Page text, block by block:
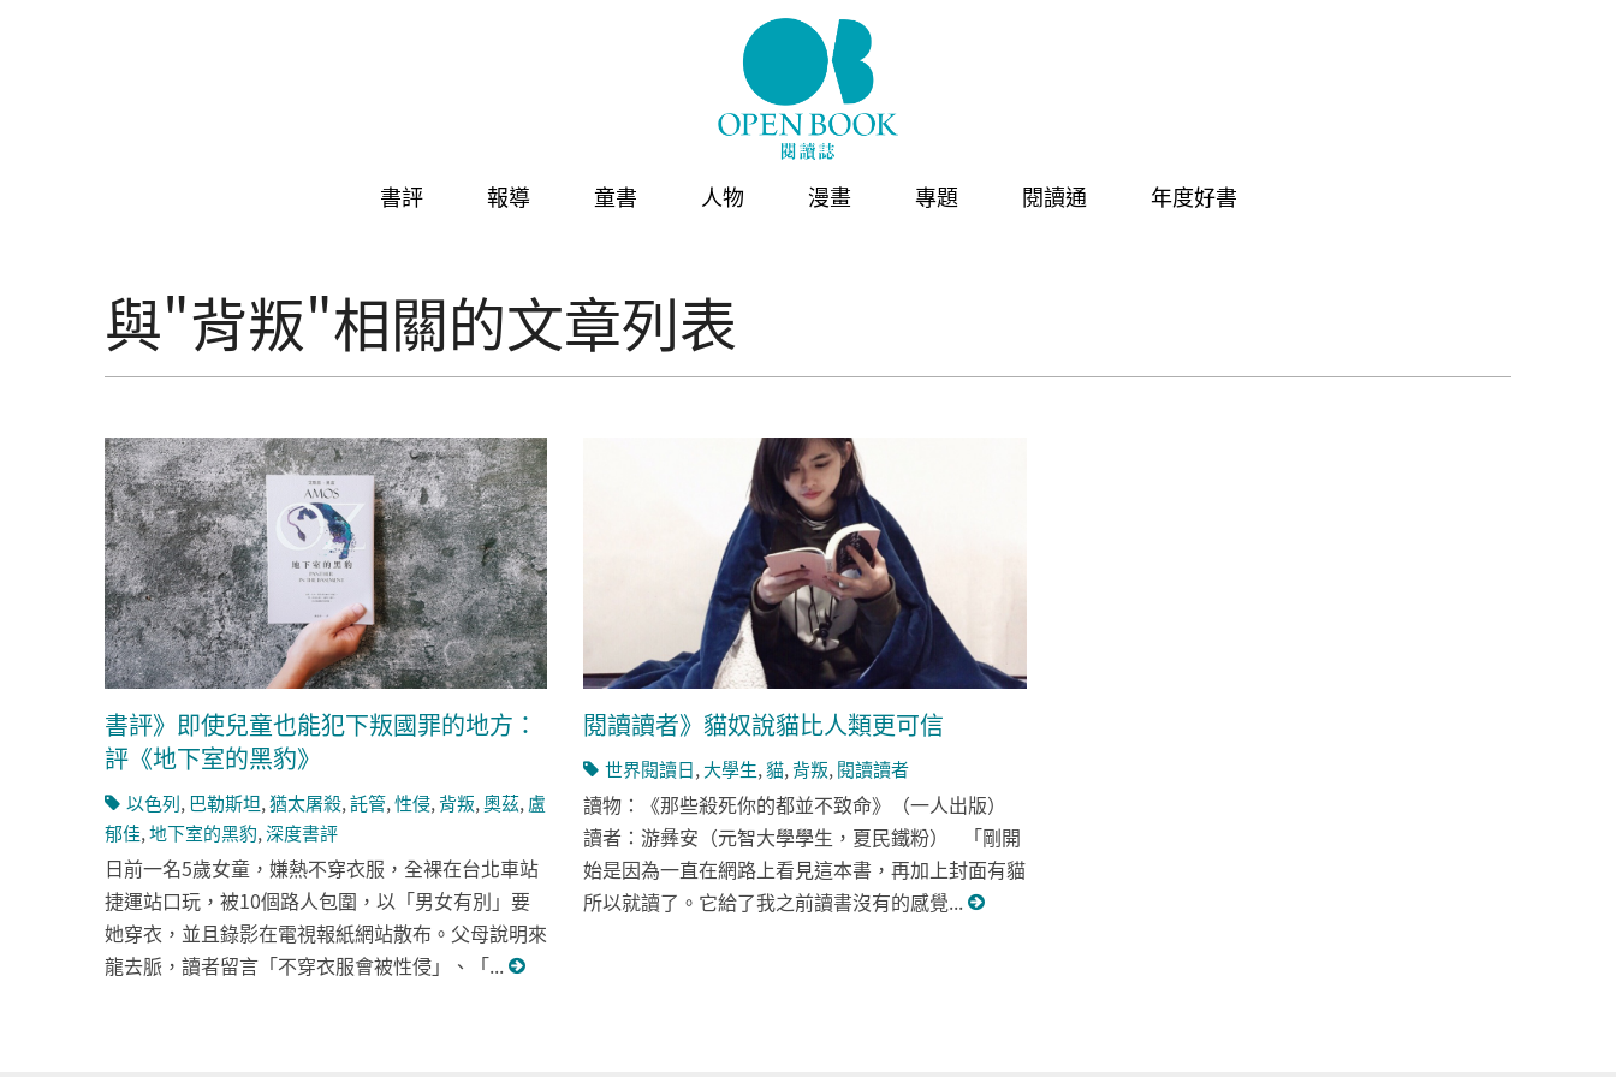
書評 報導 童書 人物 漫畫 專題 閱讀通 年度好書
與"背叛"相關的文章列表
書評》即使兒童也能犯下叛國罪的地方：
評《地下室的黑豹》
以色列, 巴勒斯坦,猶太屠殺,託管,性侵, 背叛,奧茲, 盧
郁佳,地下室的黑豹,深度書評
日前一名5歲女童，嫌熱不穿衣服，全裸在台北車站
捷運站口玩，被10個路人包圍，以「男女有別」要
她穿衣，並且錄影在電視報紙網站散布。父母說明來
龍去脈，讀者留言「不穿衣服會被性侵」、「...
閱讀讀者》貓奴說貓比人類更可信
世界閱讀日, 大學生,貓, 背叛, 閱讀讀者
讀物：《那些殺死你的都並不致命》（一人出版）
讀者：游彝安（元智大學學生，夏民鐵粉） 「剛開
始是因為一直在網路上看見這本書，再加上封面有貓
所以就讀了。它給了我之前讀書沒有的感覺...